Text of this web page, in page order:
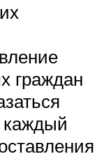
граждан
каждый